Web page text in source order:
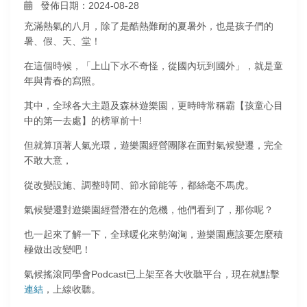
發佈日期：2024-08-28
充滿熱氣的八月，除了是酷熱難耐的夏暑外，也是孩子們的
暑、假、天、堂！
在這個時候，「上山下水不奇怪，從國內玩到國外」，就是童
年與青春的寫照。
其中，全球各大主題及森林遊樂園，更時時常稱霸【孩童心目
中的第一去處】的榜單前十!
但就算頂著人氣光環，遊樂園經營團隊在面對氣候變遷，完全
不敢大意，
從改變設施、調整時間、節水節能等，都絲毫不馬虎。
氣候變遷對遊樂園經營潛在的危機，他們看到了，那你呢？
也一起來了解一下，全球暖化來勢洶洶，遊樂園應該要怎麼積
極做出改變吧！
氣候搖滾同學會Podcast已上架至各大收聽平台，現在就點擊
連結，上線收聽。